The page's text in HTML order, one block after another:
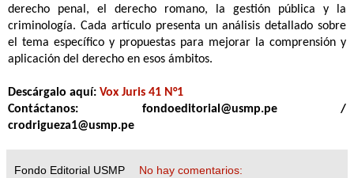
derecho penal, el derecho romano, la gestión pública y la
criminología. Cada artículo presenta un análisis detallado sobre
el tema específico y propuestas para mejorar la comprensión y
aplicación del derecho en esos ámbitos.
Descárgalo aquí: Vox Juris 41 N°1
Contáctanos: fondoeditorial@usmp.pe /
crodrigueza1@usmp.pe
Fondo Editorial USMP No hay comentarios: